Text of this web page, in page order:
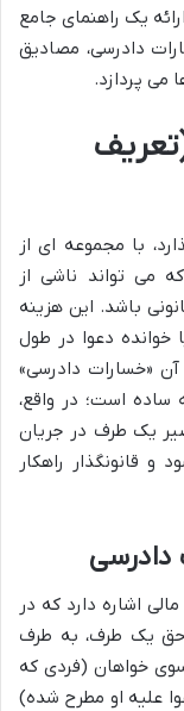
یک راهنمای جامع
دادرسی، مصادیق
می پردازد.
با مجموعه ای از
می تواند ناشی از
باشد. این هزینه
دعوا در طول
«خسارات دادرسی»
ساده است؛ در واقع،
یک طرف در جریان
قانونگذار راهکار
دادرسی
اشاره دارد که در
یک طرف، به طرف
سوی خواهان (فردی که
علیه او مطرح شده)